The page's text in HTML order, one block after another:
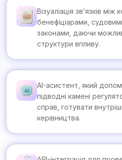
Візуаліація зв’язків між
бенефіціарами,
законами, даючи
структури впливу.
AI-асистент, який
підводні камені
справ, готувати
керівництва.